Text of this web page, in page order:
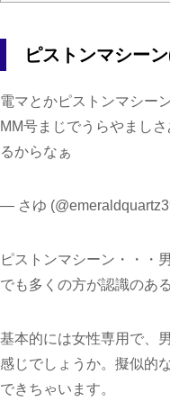
ピストンマシー
電マとかピストンマシー
MM号まじでうらやまし
るからなぁ
— さゆ
ピストンマシーン・・・
でも多くの方が認識のあ
基本的には女性専用で、
感じでしょうか。擬似的
できちゃいます。